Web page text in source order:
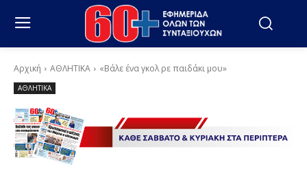
Αρχική ΑΘΛΗΤΙΚΑ «Βάλε ένα γκολ ρε παιδάκι μου»
ΑΘΛΗΤΙΚΑ